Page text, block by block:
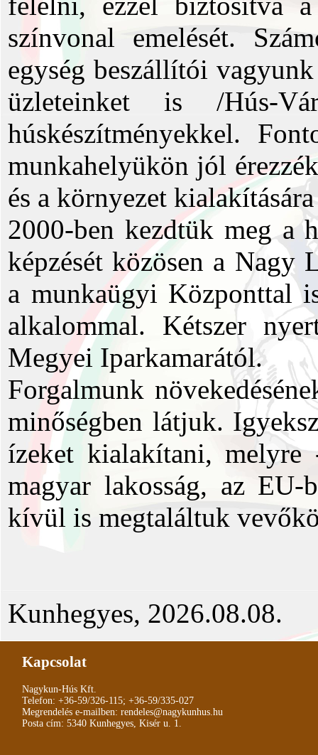
színvonal emelését.
egység beszállítói
üzleteinket is /Hús-
húskészítményekkel.
munkahelyükön jól
és a környezet
2000-ben kezdtük meg a
képzését közösen a Nagy
a munkaügyi Központtal
alkalommal. Kétszer
Megyei Iparkamarától.
Forgalmunk
minőségben látjuk.
ízeket kialakítani,
magyar lakosság, az
kívül is megtaláltuk
Kunhegyes, 2026.08.08.
Kapcsolat
Nagykun-Hús Kft.
Telefon: +36-59/326-115; +36-59/335-027
Megrendelés e-mailben: rendeles@nagykunhus.hu
Posta cím: 5340 Kunhegyes, Kisér u. 1.